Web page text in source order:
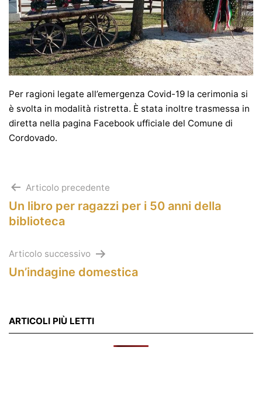
Per ragioni legate all’emergenza Covid-19 la cerimonia si
è svolta in modalità ristretta. È stata inoltre trasmessa in
diretta nella pagina Facebook ufficiale del Comune di
Cordovado.
Navigazione
articoli
Articolo precedente
Un libro per ragazzi per i 50 anni della
biblioteca
Articolo successivo
Un’indagine domestica
ARTICOLI PIÙ LETTI